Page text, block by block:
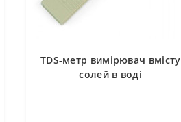
TDS-метр вимірювач вмісту
солей в воді